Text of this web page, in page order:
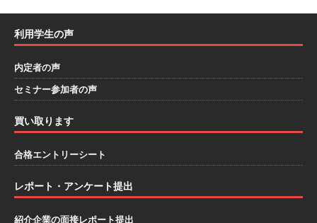
合格で一次確約!! ≫説明会最終開催!｜ 整形外
[ 2026年5月10日 ] ≪ 27卒 ≫ 大手医薬品や食品
メーカー向けに世界から輸入した生薬・漢方原材
料を提供する老舗メーカー ｜ 業界トップクラス
利用学生の声
内定者の声
セミナー参加者の声
買い取ります
合格エントリーシート
レポート・アンケート提出
紹介企業の面接レポート提出